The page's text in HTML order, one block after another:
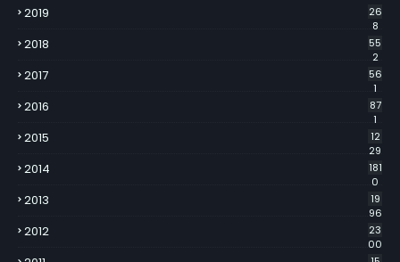
2019
26
8
2018
55
2
2017
56
1
2016
87
1
2015
12
29
2014
181
0
2013
19
96
2012
23
00